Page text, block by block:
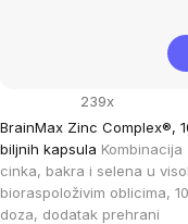
BrainMax Zinc Complex®,
biljnih kapsula Kombinacija
cinka, bakra i selena u
bioraspoloživim oblicima,
doza, dodatak prehrani
239x